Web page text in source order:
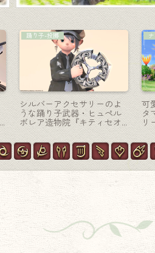
黒魔道士-杖
まるでモビルスーツのよう
な黒魔道士武器『ロストア
ラガン・ロッドRE』
【
の
れ
ャ